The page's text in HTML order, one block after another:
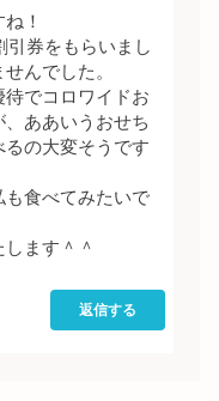
！
引券をもらいまし
んでした。
でコロワイドお
ああいうおせち
の大変そうです
も食べてみたいで
ます＾＾
返信する